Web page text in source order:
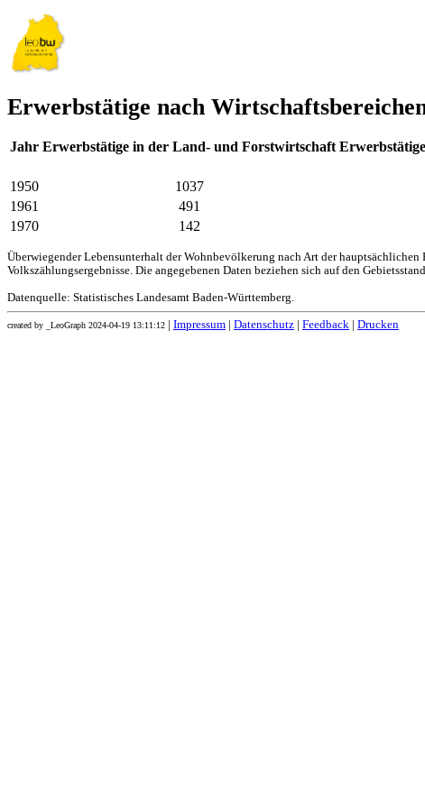
Erwerbstätige nach
Jahr Erwerbstätige in der Land- und Forstwirtschaft
1950
1037
1961
491
1970
142
Überwiegender Lebensunterhalt der Wohnbevölkerung nach Art der hauptsächlichen
Volkszählungsergebnisse. Die angegebenen Daten beziehen sich auf den
Datenquelle: Statistisches Landesamt Baden-Württemberg.
created by _LeoGraph 2024-04-19 13:11:12 Impressum Datenschutz Feedback Drucken